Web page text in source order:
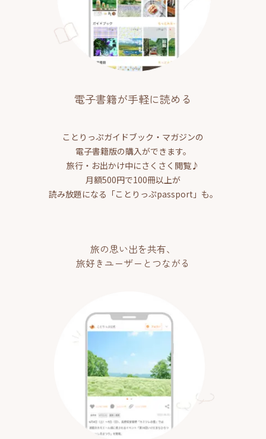
電子書籍が手軽に読める
ことりっぷガイドブック・マガジンの
電子書籍版の購入ができます。
旅行・お出かけ中にさくさく閲覧♪
月額500円で100冊以上が
読み放題になる「ことりっぷpassport」も。
旅の思い出を共有、
旅好きユーザーとつながる